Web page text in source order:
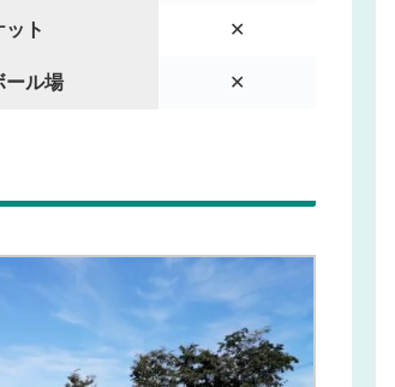
ット ✕
ール場 ✕